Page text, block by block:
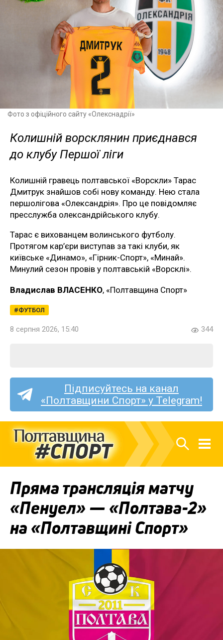
Фото з офіційного сайту «Олекснадрії»
Колишній ворсклянин приєднався
до клубу Першої ліги
Колишній гравець полтавської «Ворскли» Тарас
Дмитрук знайшов собі нову команду. Нею стала
першолігова «Олександрія». Про це повідомляє
пресслужба олександрійського клубу.
Тарас є вихованцем волинського футболу.
Протягом кар’єри виступав за такі клуби, як
київське «Динамо», «Гірник-Спорт», «Минай».
Минулий сезон провів у полтавській «Ворсклі».
Владислав ВЛАСЕНКО, «Полтавщина Спорт»
ФУТБОЛ
8 серпня 2026, 15:40 344
Підписуйтесь на канал
«Полтавщини Спорт» у Telegram!
Пряма трансляція матчу
«Пенуел» — «Полтава-2»
на «Полтавщині Спорт»